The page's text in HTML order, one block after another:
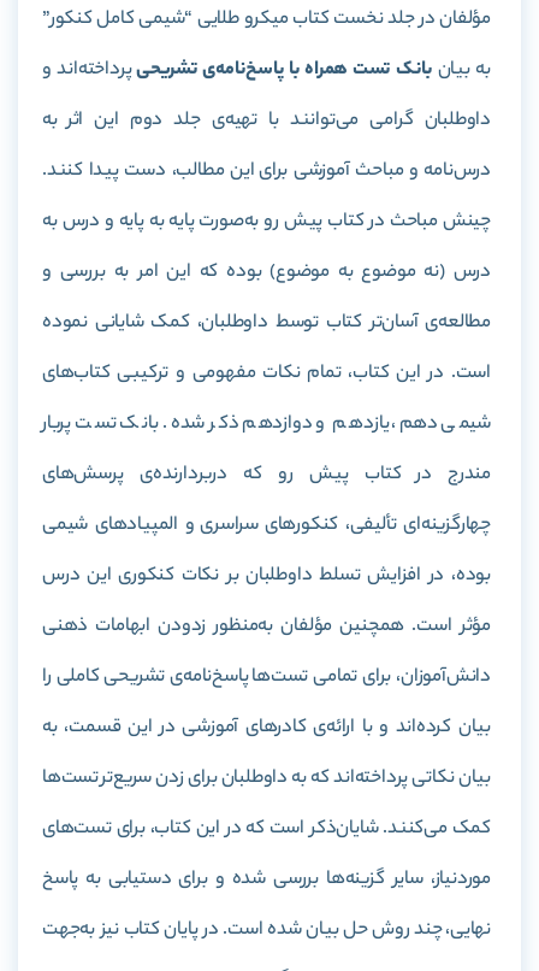
مؤلفان در جلد نخست کتاب میکرو طلایی “شیمی کامل کنکور”
به بیان بانک تست همراه با پاسخ‌نامه‌ی تشریحیپرداخته‌اند و
داوطلبان گرامی می‌توانند با تهیه‌ی جلد دوم این اثر به
درس‌نامه و مباحث آموزشی برای این مطالب، دست پیدا کنند.
چینش مباحث در کتاب پیش رو به‌صورت پایه به پایه و درس به
درس (نه موضوع به موضوع) بوده که این امر به بررسی و
مطالعه‌ی آسان‌تر کتاب توسط داوطلبان، کمک شایانی نموده
است. در این کتاب، تمام نکات مفهومی و ترکیبی کتاب‌های
شیمی دهم، یازدهم و دوازدهم ذکر شده‌. بانک تست پربار
مندرج در کتاب پیش رو که دربردارنده‌ی پرسش‌های
چهارگزینه‌ای تألیفی، کنکورهای سراسری و المپیاد‌های شیمی
بوده، در افزایش تسلط داوطلبان بر نکات کنکوری این درس
مؤثر است. همچنین مؤلفان به‌منظور زدودن ابهامات ذهنی
دانش‌آموزان، برای تمامی تست‌ها پاسخ‌نامه‌ی تشریحی کاملی را
بیان کرده‌اند و با ارائه‌ی کادر‌های آموزشی در این قسمت، به
بیان نکاتی پرداخته‌اند که به داوطلبان برای زدن سریع‌تر تست‌ها
کمک می‌کنند. شایان‌ذکر است که در این کتاب، برای تست‌های
موردنیاز، سایر گزینه‌ها بررسی شده و برای دستیابی به پاسخ
نهایی، چند روش حل بیان شده است. در پایان کتاب نیز به‌جهت